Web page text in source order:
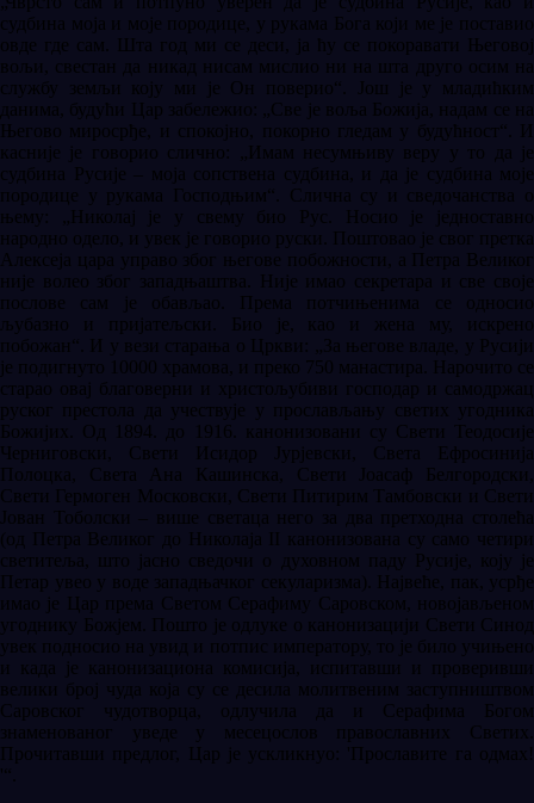
судбина моја и моје породице, у рукама Богa који ме је поставио
овде гдe сам. Шта год ми се деси, ја ћу се покоравати Његовoj
вољи, свестан да никад нисам мислио ни на шта друго осим на
службу земљи коју ми је Он поверио“. Још је у младићким
данима, будући Цар забележио: „Све је воља Божија, надам се на
Његово миросрђе, и спокојно, покорно гледам у будућност“. И
касније је говорио слично: „Имам несумњиву веру у то да је
судбина Русије – моја сопствена судбина, и да је судбина моје
породице у рукама Господњим“. Слична су и сведочанства о
њему: „Николај је у свему био Рус. Носио је једноставно
народно одело, и увек је говорио руски. Поштовао је свог претка
Алексеја цара управо због његове побожности, а Петра Великог
није волео због западњаштва. Није имао секретара и све своје
послове сам је обављао. Према потчињенима се односио
љубазно и пријатељски. Био је, као и жена му, искрено
побожан“. И у вези старања о Цркви: „За његове владе, у Русији
је подигнуто 10000 храмова, и преко 750 манастира. Нарочито се
старао овај благоверни и христољубиви господар и самодржац
руског престола да учествује у прослављању светих угодника
Божијих. Од 1894. до 1916. канонизовани су Свети Теодосије
Черниговски, Свети Исидор Јурјевски, Света Ефросинија
Полоцка, Света Ана Кашинска, Свети Јоасаф Белгородски,
Свети Гермоген Московски, Свети Питирим Тамбовски и Свети
Јован Тоболски – више светаца него за два претходна столећа
(од Петра Великог до Николаја II канонизована су само четири
светитеља, што јасно сведочи о духовном паду Русије, коју је
Петар увео у воде западњачког секуларизма). Највеће, пак, усрђе
имао је Цар према Светом Серафиму Саровском, новојављеном
угоднику Божјем. Пошто је одлуке о канонизацији Свети Синод
увек подносио на увид и потпис императору, то је било учињено
и када је канонизациона комисија, испитавши и проверивши
велики број чуда која су се десила молитвеним заступништвом
Саровског чудотворца, одлучила да и Серафима Богом
знаменованог уведе у месецослов православних Светих.
Прочитавши предлог, Цар је ускликнуо: 'Прославите га одмах!
'“.